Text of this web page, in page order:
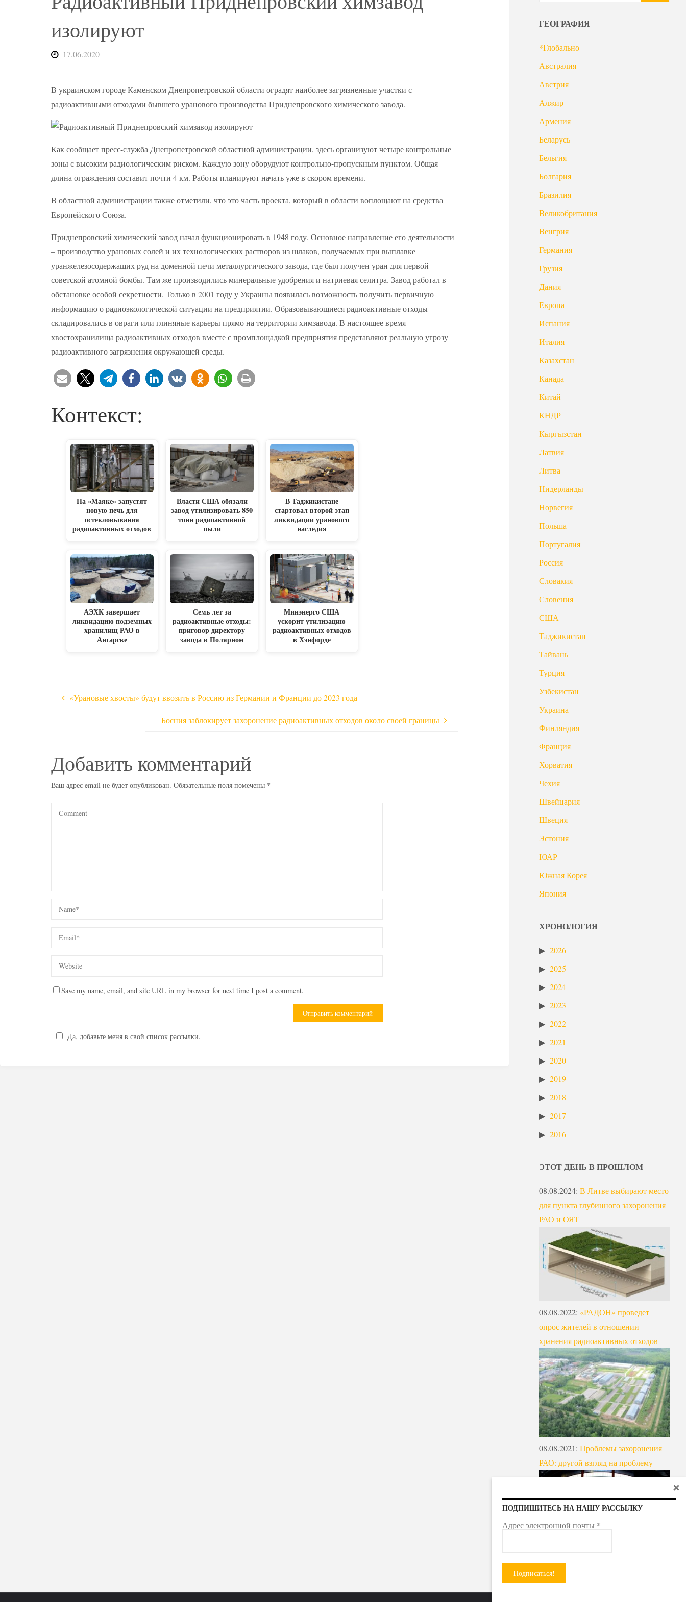
изолируют
17.06.2020
В украинском городе Каменском Днепропетровской области оградят наиболее загрязненные участки с
радиоактивными отходами бывшего уранового производства Приднепровского химического завода.
Как сообщает пресс-служба Днепропетровской областной администрации, здесь организуют четыре контрольные
зоны с высоким радиологическим риском. Каждую зону оборудуют контрольно-пропускным пунктом. Общая
длина ограждения составит почти 4 км. Работы планируют начать уже в скором времени.
В областной администрации также отметили, что это часть проекта, который в области воплощают на средства
Европейского Союза.
Приднепровский химический завод начал функционировать в 1948 году. Основное направление его деятельности
– производство урановых солей и их технологических растворов из шлаков, получаемых при выплавке
уранжелезосодержащих руд на доменной печи металлургического завода, где был получен уран для первой
советской атомной бомбы. Там же производились минеральные удобрения и натриевая селитра. Завод работал в
обстановке особой секретности. Только в 2001 году у Украины появилась возможность получить первичную
информацию о радиоэкологической ситуации на предприятии. Образовывающиеся радиоактивные отходы
складировались в овраги или глиняные карьеры прямо на территории химзавода. В настоящее время
хвостохранилища радиоактивных отходов вместе с промплощадкой предприятия представляют реальную угрозу
радиоактивного загрязнения окружающей среды.
Контекст:
На «Маяке» запустят
новую печь для
остекловывания
радиоактивных отходов
АЭХК завершает
ликвидацию подземных
хранилищ РАО в
Ангарске
Власти США обязали
завод утилизировать 850
тонн радиоактивной
пыли
Семь лет за
радиоактивные отходы:
приговор директору
завода в Полярном
В Таджикистане
стартовал второй этап
ликвидации уранового
наследия
Минэнерго США
ускорит утилизацию
радиоактивных отходов
в Хэнфорде
«Урановые хвосты» будут ввозить в Россию из Германии и Франции до 2023 года
Босния заблокирует захоронение радиоактивных отходов около своей границы
Добавить комментарий
Ваш адрес email не будет опубликован. Обязательные поля помечены *
Save my name, email, and site URL in my browser for next time I post a comment.
Да, добавьте меня в свой список рассылки.
ГЕОГРАФИЯ
*Глобально
Австралия
Австрия
Алжир
Армения
Беларусь
Бельгия
Болгария
Бразилия
Великобритания
Венгрия
Германия
Грузия
Дания
Европа
Испания
Италия
Казахстан
Канада
Китай
КНДР
Кыргызстан
Латвия
Литва
Нидерланды
Норвегия
Польша
Португалия
Россия
Словакия
Словения
США
Таджикистан
Тайвань
Турция
Узбекистан
Украина
Финляндия
Франция
Хорватия
Чехия
Швейцария
Швеция
Эстония
ЮАР
Южная Корея
Япония
ХРОНОЛОГИЯ
2026
2025
2024
2023
2022
2021
2020
2019
2018
2017
2016
ЭТОТ ДЕНЬ В ПРОШЛОМ
08.08.2024: В Литве выбирают место
для пункта глубинного захоронения
РАО и ОЯТ
08.08.2022: «РАДОН» проведет
опрос жителей в отношении
хранения радиоактивных отходов
08.08.2021: Проблемы захоронения
РАО: другой взгляд на проблему
ПОДПИШИТЕСЬ НА НАШУ РАССЫЛКУ
Адрес электронной почты *